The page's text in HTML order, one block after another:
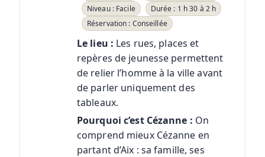
Niveau : Facile
Durée : 1 h 30 à 2 h
Réservation : Conseillée
Le lieu : Les rues, places et
repères de jeunesse permettent
de relier l’homme à la ville avant
de parler uniquement des
tableaux.
Pourquoi c’est Cézanne : On
comprend mieux Cézanne en
partant d’Aix : sa famille, ses